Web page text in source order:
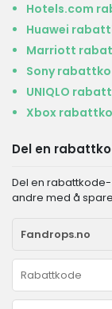
Hotels.com
Huawei
Marriott
Sony
UNIQLO
Xbox
Del en
Del en
andre med å